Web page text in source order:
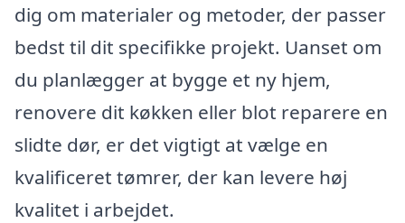
dig om materialer og metoder, der passer
bedst til dit specifikke projekt. Uanset om
du planlægger at bygge et ny hjem,
renovere dit køkken eller blot reparere en
slidte dør, er det vigtigt at vælge en
kvalificeret tømrer, der kan levere høj
kvalitet i arbejdet.